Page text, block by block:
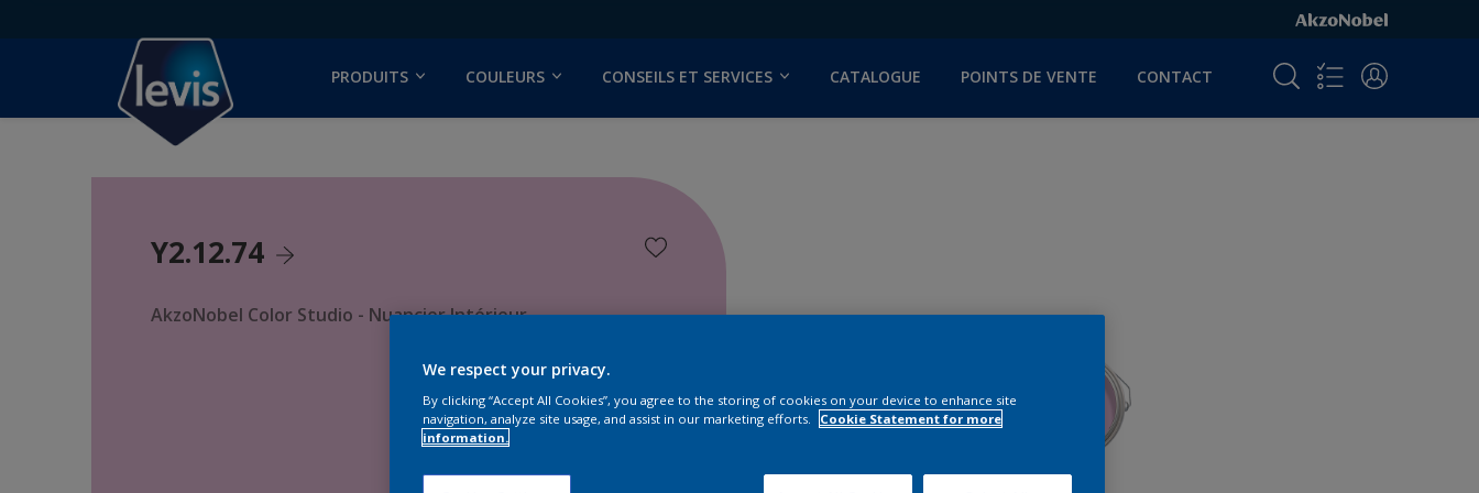
PRODUITS COULEURS CONSEILS ET SERVICES CATALOGUE POINTS DE VENTE CONTACT
Y2.12.74
AkzoNobel Color Studio - Nuancier Intérieur
We respect your privacy.
By clicking “Accept All Cookies”, you agree to the storing of cookies on your device to enhance site
navigation, analyze site usage, and assist in our marketing efforts.
Cookie Statement for more
information.